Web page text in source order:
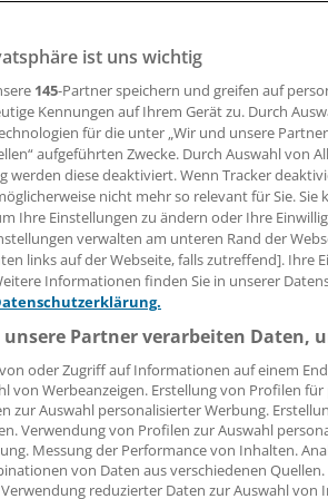
für sich genommen
zweiten Fall zu einer klinischen
Metaanalyse. Einzelne Studien
verteilt auf zweimal täglich,
Leserin, lieber Leser,
Beitrag können Sie lesen,
Jetzt anmelden »
vergessen?
Problem beim Login?
ist mit wenigen Klicks erledigt
des kostenlosen Login:
ist uns wichtig
145-Partner speichern und greifen auf
Kennungen auf Ihrem Gerät zu. Durch
für die unter „Wir und unsere
aufgeführten Zwecke. Durch Auswahl von
werden diese deaktiviert. Wenn Tracker
nicht mehr so relevant für Sie.
Ihre Einstellungen zu ändern oder Ihre
verwalten am unteren Rand der
links auf der Webseite, falls zutreffend]. Ihre
Informationen finden Sie in unserer
Partner verarbeiten Daten,
oder Zugriff auf Informationen auf einem
von Werbeanzeigen. Erstellung von Profilen
zur Auswahl personalisierter Werbung.
Verwendung von Profilen zur Auswahl
Messung der Performance von Inhalten.
von Daten aus verschiedenen
reduzierter Daten zur Auswahl von